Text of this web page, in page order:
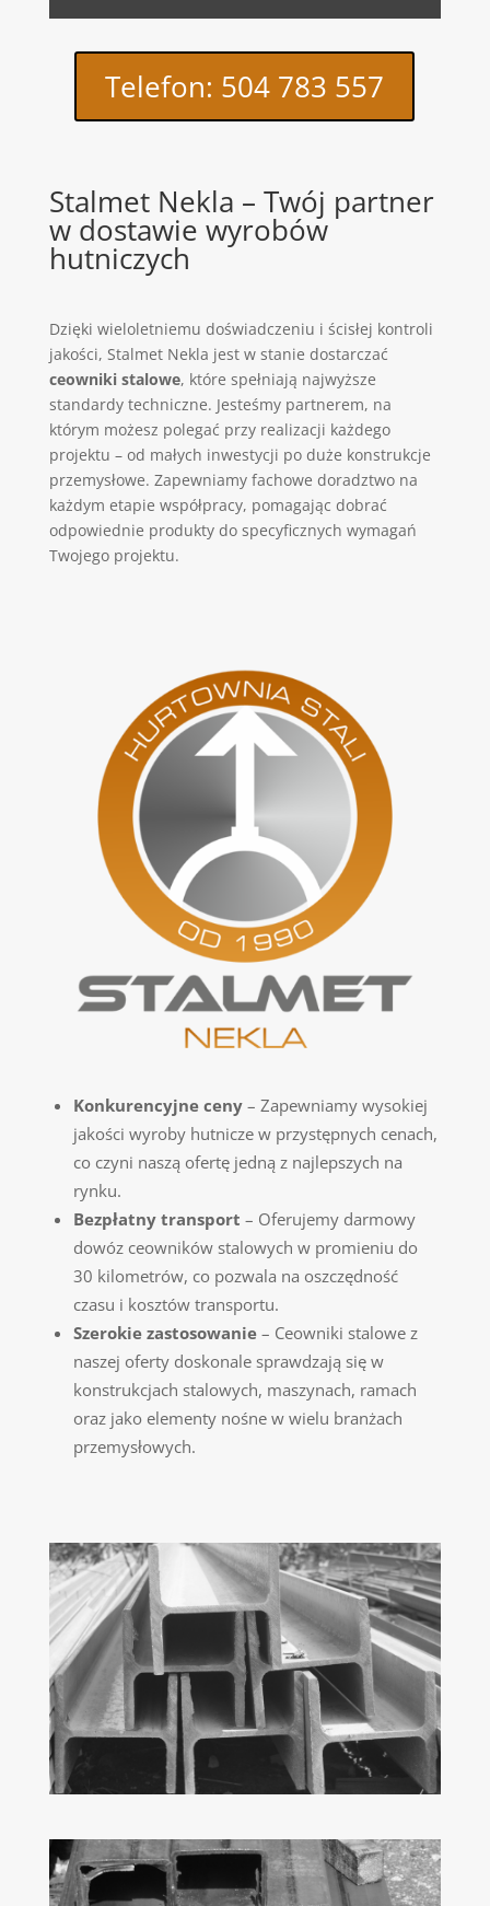
Telefon: 504 783 557
Stalmet Nekla – Twój partner
w dostawie wyrobów
hutniczych
Dzięki wieloletniemu doświadczeniu i ścisłej kontroli
jakości, Stalmet Nekla jest w stanie dostarczać
ceowniki stalowe, które spełniają najwyższe
standardy techniczne. Jesteśmy partnerem, na
którym możesz polegać przy realizacji każdego
projektu – od małych inwestycji po duże konstrukcje
przemysłowe. Zapewniamy fachowe doradztwo na
każdym etapie współpracy, pomagając dobrać
odpowiednie produkty do specyficznych wymagań
Twojego projektu.
Konkurencyjne ceny– Zapewniamy wysokiej
jakości wyroby hutnicze w przystępnych cenach,
co czyni naszą ofertę jedną z najlepszych na
rynku.
Bezpłatny transport – Oferujemy darmowy
dowóz ceowników stalowych w promieniu do
30 kilometrów, co pozwala na oszczędność
czasu i kosztów transportu.
Szerokie zastosowanie– Ceowniki stalowe z
naszej oferty doskonale sprawdzają się w
konstrukcjach stalowych, maszynach, ramach
oraz jako elementy nośne w wielu branżach
przemysłowych.